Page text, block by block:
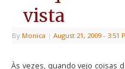
vista
By Monica | August 21, 2009 - 3:51
Às vezes, quando vejo coisas